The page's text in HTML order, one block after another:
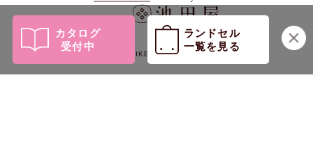
カタログ
受付中
ランドセル
一覧を見る
© 2026 IKEDAYA Co., Ltd.